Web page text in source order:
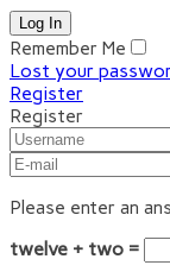
Remember Me
Lost your
Register
Register
Please enter an
twelve + two =